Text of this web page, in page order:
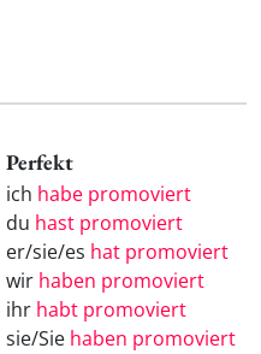
Perfekt
ich habe promoviert
du hast promoviert
er/sie/es hat promoviert
wir haben promoviert
ihr habt promoviert
sie/Sie haben promoviert